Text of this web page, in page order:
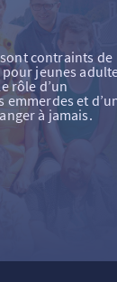
contraints de
jeunes
rôle d’un
emmerdes et
à jamais.